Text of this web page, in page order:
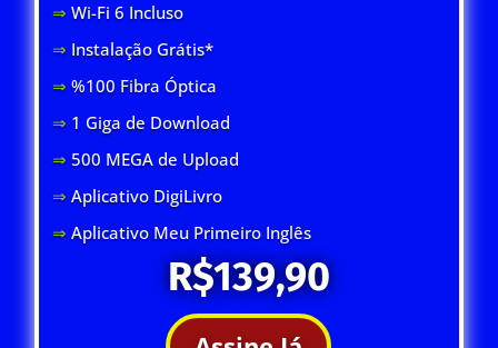
⇒ Wi-Fi 6 Incluso
⇒ Instalação Grátis*
⇒ %100 Fibra Óptica
⇒ 1 Giga de Download
⇒ 500 MEGA de Upload
⇒Aplicativo DigiLivro
⇒Aplicativo Meu Primeiro Inglês
R$139,90